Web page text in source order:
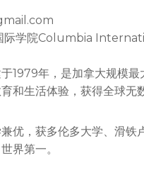
际学院Columbia
1979年，是加拿大规模
和生活体验，获得全球无
优，获多伦多大学、滑
界第一。